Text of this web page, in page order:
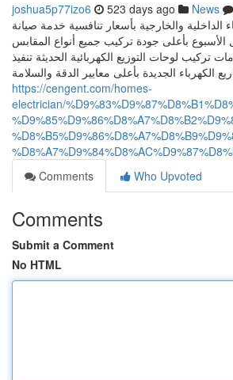
joshua5p77izo6 523 days ago News
الداخلية والخارجية بأسعار تنافسية خدمة صيانة
الأسبوع بأعلى جودة تركيب جميع أنواع المقابس
تركيب لوحات التوزيع الكهربائية الحديثة تنفيذ
الكهرباء الجديدة بأعلى معايير الدقة والسلامة
https://cengent.com/homes-
electrician/
Comments
Who Upvoted
Comments
Submit a Comment
No HTML